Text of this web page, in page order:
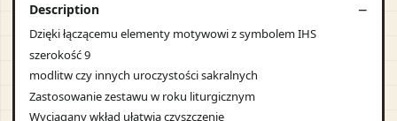
Description
Dzięki łączącemu elementy motywowi z symbolem IHS
szerokość 9
modlitw czy innych uroczystości sakralnych
Zastosowanie zestawu w roku liturgicznym
Wyciągany wkład ułatwia czyszczenie